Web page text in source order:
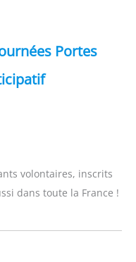
Portes
volontaires, inscrits
dans toute la France !